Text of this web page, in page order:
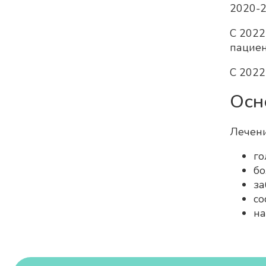
2020-
С
С